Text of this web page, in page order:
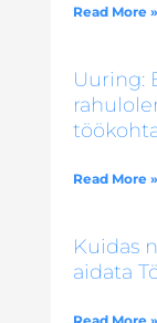
Read More »
Uuring:
Read More »
Kuidas
aidata